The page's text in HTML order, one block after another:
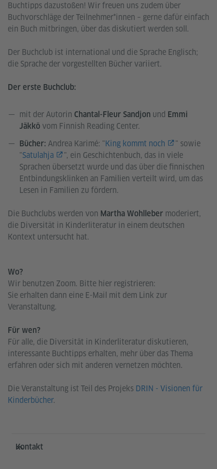
Buchtipps dazustoßen! Wir freuen uns zudem über
Buchvorschläge der Teilnehmer*innen – gerne dafür einfach
ein Buch mitbringen, über das diskutiert werden soll.
Der Buchclub ist international und die Sprache Englisch;
die Sprache der vorgestellten Bücher variiert.
Der erste Buchclub:
mit der Autorin Chantal-Fleur Sandjon und Emmi
Jäkkö vom Finnish Reading Center.
Bücher: Andrea Karimé: "King kommt noch
" sowie
"Satulahja
", ein Geschichtenbuch, das in viele
Sprachen übersetzt wurde und das über die finnischen
Entbindungsklinken an Familien verteilt wird, um das
Lesen in Familien zu fördern.
Die Buchclubs werden von Martha Wohlleber moderiert,
die Diversität in Kinderliteratur in einem deutschen
Kontext untersucht hat.
Wo?
Wir benutzen Zoom. Bitte hier registrieren:
Sie erhalten dann eine E-Mail mit dem Link zur
Veranstaltung.
Für wen?
Für alle, die Diversität in Kinderliteratur diskutieren,
interessante Buchtipps erhalten, mehr über das Thema
erfahren oder sich mit anderen vernetzen möchten.
Die Veranstaltung ist Teil des Projeks DRIN - Visionen für
Kinderbücher.
Service- und Informationsbereich
Kontakt